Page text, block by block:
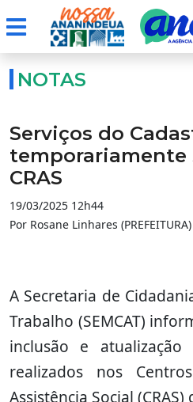
NOTAS
Serviços do
temporariamente
CRAS
19/03/2025 12h44
Por Rosane Linhares (PREFEITURA)
A Secretaria de
Trabalho (SEMCAT)
inclusão e
realizados nos
Assistência Social